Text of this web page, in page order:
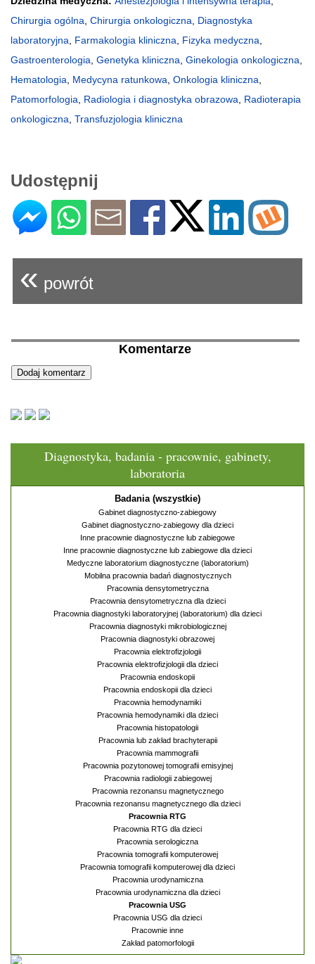
Chirurgia ogólna Chirurgia onkologiczna
Diagnostyka
laboratoryjna
Farmakologia kliniczna Fizyka medyczna
Gastroenterologia Genetyka kliniczna Ginekologia onkologiczna
Hematologia
Medycyna ratunkowa Onkologia kliniczna
Patomorfologia
Radiologia i diagnostyka obrazowa
Radioterapia
onkologiczna Transfuzjologia kliniczna
Udostępnij
« powrót
Komentarze
Diagnostyka, badania - pracownie, gabinety,
laboratoria
Badania (wszystkie)
Gabinet diagnostyczno-zabiegowy
Gabinet diagnostyczno-zabiegowy dla dzieci
Inne pracownie diagnostyczne lub zabiegowe
Inne pracownie diagnostyczne lub zabiegowe dla dzieci
Medyczne laboratorium diagnostyczne (laboratorium)
Mobilna pracownia badań diagnostycznych
Pracownia densytometryczna
Pracownia densytometryczna dla dzieci
Pracownia diagnostyki laboratoryjnej (laboratorium) dla dzieci
Pracownia diagnostyki mikrobiologicznej
Pracownia diagnostyki obrazowej
Pracownia elektrofizjologii
Pracownia elektrofizjologii dla dzieci
Pracownia endoskopii
Pracownia endoskopii dla dzieci
Pracownia hemodynamiki
Pracownia hemodynamiki dla dzieci
Pracownia histopatologii
Pracownia lub zakład brachyterapii
Pracownia mammografii
Pracownia pozytonowej tomografii emisyjnej
Pracownia radiologii zabiegowej
Pracownia rezonansu magnetycznego
Pracownia rezonansu magnetycznego dla dzieci
Pracownia RTG
Pracownia RTG dla dzieci
Pracownia serologiczna
Pracownia tomografii komputerowej
Pracownia tomografii komputerowej dla dzieci
Pracownia urodynamiczna
Pracownia urodynamiczna dla dzieci
Pracownia USG
Pracownia USG dla dzieci
Pracownie inne
Zakład patomorfologii